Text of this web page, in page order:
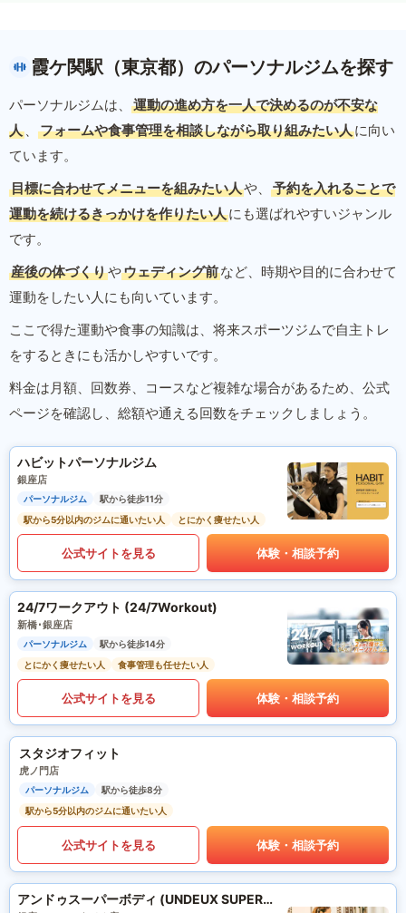
霞ケ関駅（東京都）のパーソナルジムを探す
パーソナルジムは、
運動の進め方を一人で決めるのが不安な
人 、 フォームや食事管理を相談しながら取り組みたい人に向い
ています。
目標に合わせてメニューを組みたい人や、
予約を入れることで
運動を続けるきっかけを作りたい人にも選ばれやすいジャンル
です。
産後の体づくりやウェディング前など、時期や目的に合わせて
運動をしたい人にも向いています。
ここで得た運動や食事の知識は、将来スポーツジムで自主トレ
をするときにも活かしやすいです。
料金は月額、回数券、コースなど複雑な場合があるため、公式
ページを確認し、総額や通える回数をチェックしましょう。
ハビットパーソナルジム
銀座店
パーソナルジム
駅から徒歩11分
駅から5分以内のジムに通いたい人
とにかく痩せたい人
公式サイトを見る 体験・相談予約
24/7ワークアウト (24/7Workout)
新橋･銀座店
パーソナルジム
駅から徒歩14分
とにかく痩せたい人
食事管理も任せたい人
公式サイトを見る 体験・相談予約
スタジオフィット
虎ノ門店
パーソナルジム
駅から徒歩8分
駅から5分以内のジムに通いたい人
公式サイトを見る 体験・相談予約
アンドゥスーパーボディ (UNDEUX SUPERBODY)